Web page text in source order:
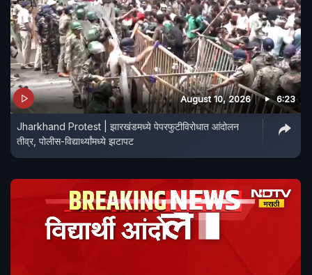
August 10, 2026 6:23
Jharkhand Protest | झारखंडमध्ये पेपरफुटीविरोधात आंदोलन
तीव्र, पोलीस-विद्यार्थ्यांमध्ये झटापट